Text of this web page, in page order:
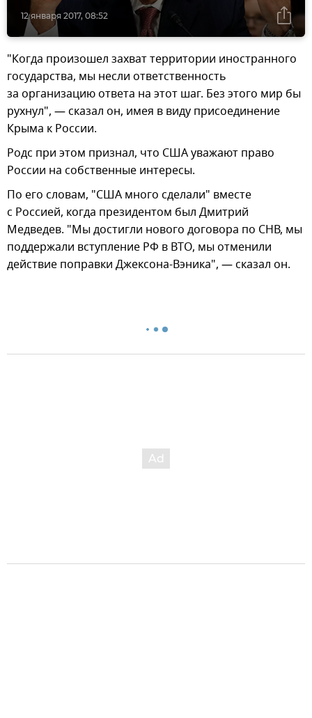
12 января 2017, 08:52
"Когда произошел захват территории иностранного
государства, мы несли ответственность
за организацию ответа на этот шаг. Без этого мир бы
рухнул", — сказал он, имея в виду присоединение
Крыма к России.
Родс при этом признал, что США уважают право
России на собственные интересы.
По его словам, "США много сделали" вместе
с Россией, когда президентом был Дмитрий
Медведев. "Мы достигли нового договора по СНВ, мы
поддержали вступление РФ в ВТО, мы отменили
действие поправки Джексона-Вэника", — сказал он.